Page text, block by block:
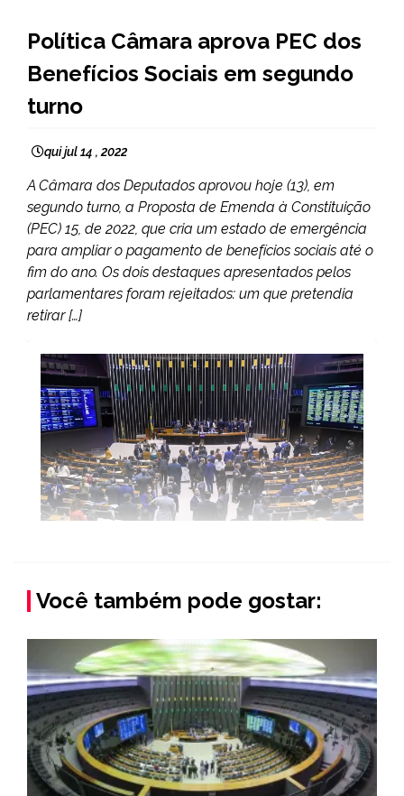
NOTÍCIAS
Política Câmara aprova PEC dos
Benefícios Sociais em segundo
turno
qui jul 14 , 2022
A Câmara dos Deputados aprovou hoje (13), em
segundo turno, a Proposta de Emenda à Constituição
(PEC) 15, de 2022, que cria um estado de emergência
para ampliar o pagamento de benefícios sociais até o
fim do ano. Os dois destaques apresentados pelos
parlamentares foram rejeitados: um que pretendia
retirar […]
Você também pode gostar: